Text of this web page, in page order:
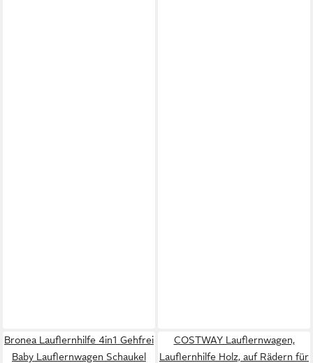
Bronea Lauflernhilfe 4in1 Gehfrei
Baby Lauflernwagen Schaukel
COSTWAY Lauflernwagen,
Lauflernhilfe Holz, auf Rädern für